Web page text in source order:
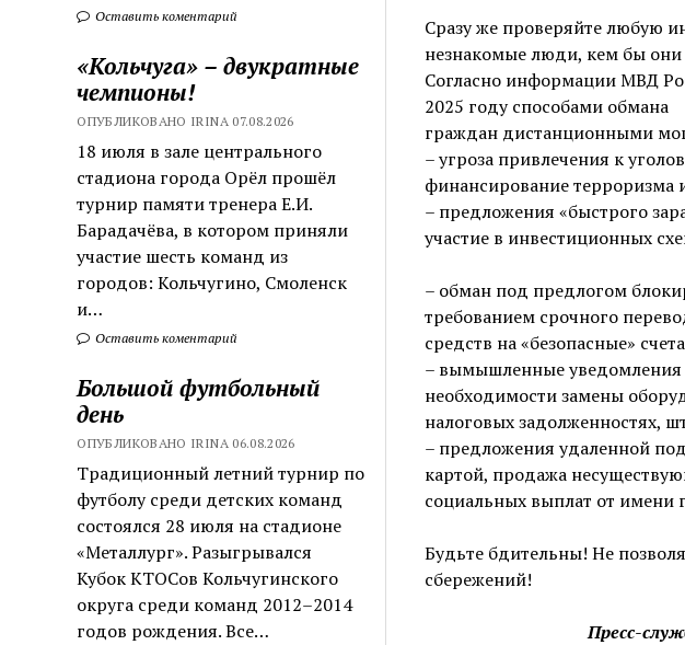
Оставить коментарий
«Кольчуга» – двукратные
чемпионы!
ОПУБЛИКОВАНО IRINA 07.08.2026
18 июля в зале центрального
стадиона города Орёл прошёл
турнир памяти тренера Е.И.
Барадачёва, в котором приняли
участие шесть команд из
городов: Кольчугино, Смоленск
и…
Оставить коментарий
Большой футбольный
день
ОПУБЛИКОВАНО IRINA 06.08.2026
Традиционный летний турнир по
футболу среди детских команд
состоялся 28 июля на стадионе
«Металлург». Разыгрывался
Кубок КТОСов Кольчугинского
округа среди команд 2012–2014
годов рождения. Все…
Сразу же проверяйте любую
незнакомые люди, кем бы они
Согласно информации МВД
2025 году способами обмана
граждан дистанционными
– угроза привлечения к
финансирование терроризма
– предложения «быстрого
участие в инвестиционных
– обман под предлогом
требованием срочного
средств на «безопасные»
– вымышленные уведомления
необходимости замены
налоговых задолженностях,
– предложения удаленной
картой, продажа
социальных выплат от имени
Будьте бдительны! Не
сбережений!
Пресс-